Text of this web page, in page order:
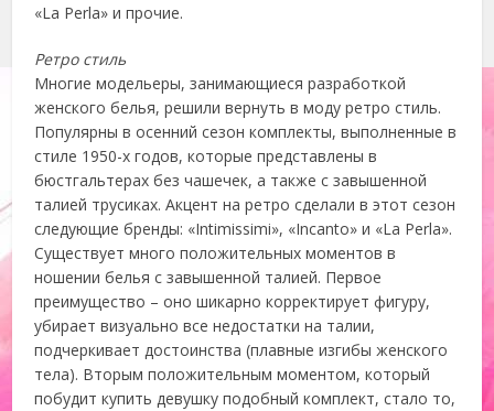
«La Perla» и прочие.
Ретро стиль
Многие модельеры, занимающиеся разработкой
женского белья, решили вернуть в моду ретро стиль.
Популярны в осенний сезон комплекты, выполненные в
стиле 1950-х годов, которые представлены в
бюстгальтерах без чашечек, а также с завышенной
талией трусиках. Акцент на ретро сделали в этот сезон
следующие бренды: «Intimissimi», «Incanto» и «La Perla».
Существует много положительных моментов в
ношении белья с завышенной талией. Первое
преимущество – оно шикарно корректирует фигуру,
убирает визуально все недостатки на талии,
подчеркивает достоинства (плавные изгибы женского
тела). Вторым положительным моментом, который
побудит купить девушку подобный комплект, стало то,